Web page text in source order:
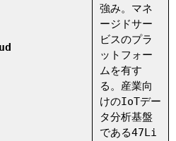
強み。マネ
ージドサー
ビスのプラ
ットフォー
ムを有す
る。産業向
けのIoTデー
タ分析基盤
である47Li